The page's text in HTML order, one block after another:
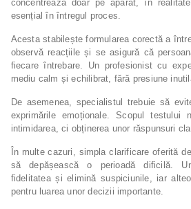
concentrează doar pe aparat, în
esențial în întregul proces.
Acesta stabilește formularea corectă a
observă reacțiile și se asigură că
fiecare întrebare. Un profesionist cu
mediu calm și echilibrat, fără presiune
De asemenea, specialistul trebuie să
exprimările emoționale. Scopul testului
intimidarea, ci obținerea unor răspunsuri
În multe cazuri, simpla clarificare oferită
să depășească o perioadă dificilă.
fidelitatea și elimină suspiciunile, iar
pentru luarea unor decizii importante.